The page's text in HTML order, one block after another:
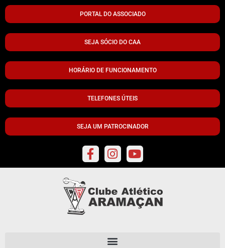
PORTAL DO ASSOCIADO
SEJA SÓCIO DO CAA
HORÁRIO DE FUNCIONAMENTO
TELEFONES ÚTEIS
SEJA UM PATROCINADOR